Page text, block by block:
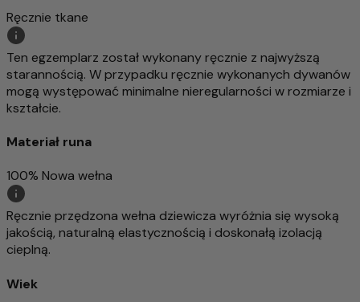
Ręcznie tkane
Ten egzemplarz został wykonany ręcznie z najwyższą
starannością. W przypadku ręcznie wykonanych dywanów
mogą występować minimalne nieregularności w rozmiarze i
kształcie.
Materiał runa
100% Nowa wełna
Ręcznie przędzona wełna dziewicza wyróżnia się wysoką
jakością, naturalną elastycznością i doskonałą izolacją
cieplną.
Wiek